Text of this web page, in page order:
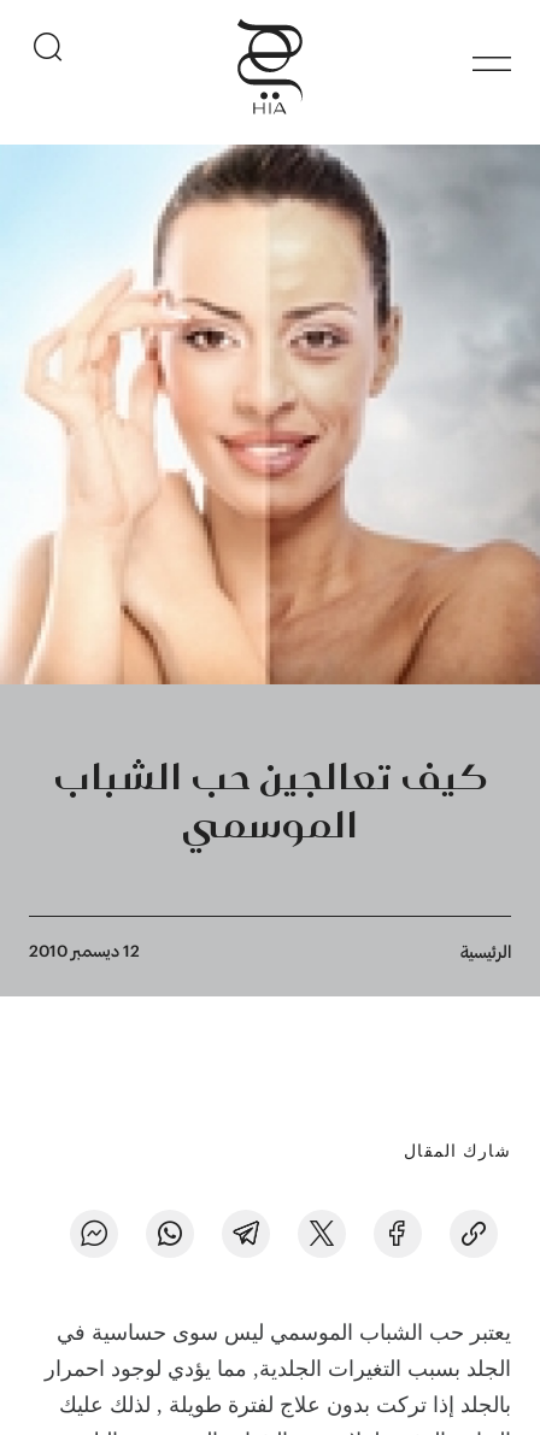
كيف تعالجين حب الشباب
الموسمي
Breadcrumb
الرئيسية 12 ديسمبر 2010
شارك المقال
يعتبر حب الشباب الموسمي ليس سوى حساسية في
الجلد بسبب التغيرات الجلدية, مما يؤدي لوجود احمرار
بالجلد إذا تركت بدون علاج لفترة طويلة , لذلك عليك